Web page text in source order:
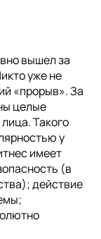
вышел за
уже не
«прорыв». За
целые
Такого
у
имеет
(в
действие